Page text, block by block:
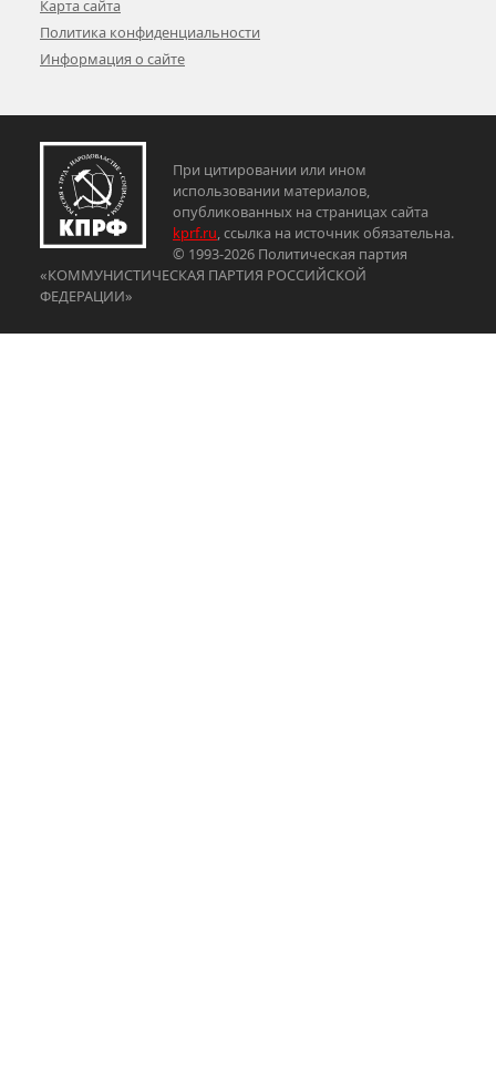
Карта сайта
Политика конфиденциальности
Информация о сайте
При цитировании или ином
использовании материалов,
опубликованных на страницах сайта
kprf.ru, ссылка на источник обязательна.
© 1993-2026 Политическая партия
«КОММУНИСТИЧЕСКАЯ ПАРТИЯ РОССИЙСКОЙ
ФЕДЕРАЦИИ»